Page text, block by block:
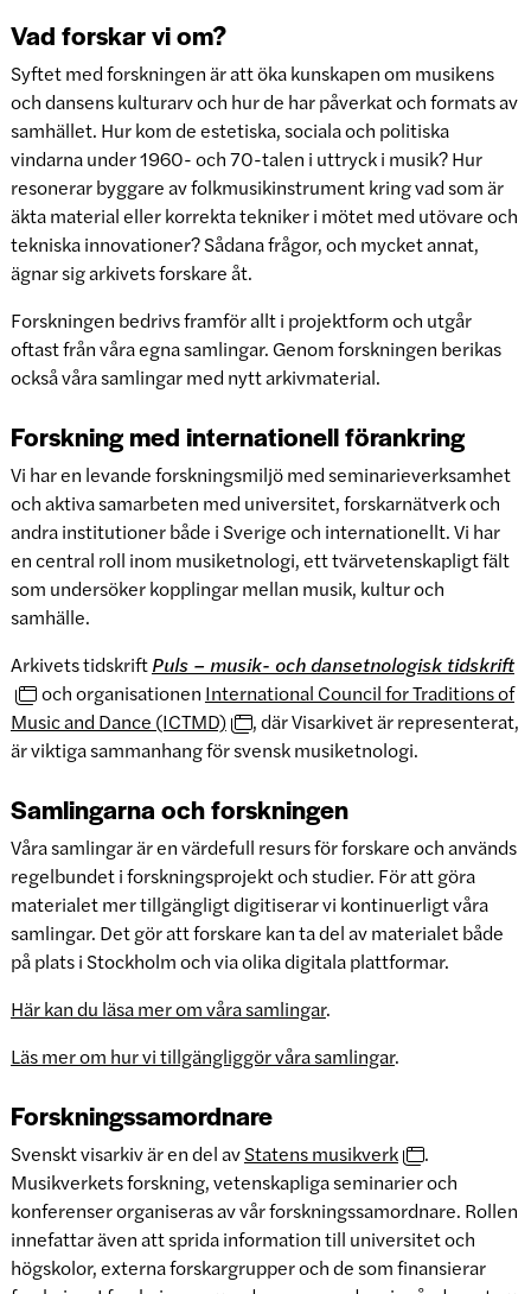
Vad forskar vi om?
Syftet med forskningen är att öka kunskapen om musikens
och dansens kulturarv och hur de har påverkat och formats av
samhället. Hur kom de estetiska, sociala och politiska
vindarna under 1960- och 70-talen i uttryck i musik? Hur
resonerar byggare av folkmusikinstrument kring vad som är
äkta material eller korrekta tekniker i mötet med utövare och
tekniska innovationer? Sådana frågor, och mycket annat,
ägnar sig arkivets forskare åt.
Forskningen bedrivs framför allt i projektform och utgår
oftast från våra egna samlingar. Genom forskningen berikas
också våra samlingar med nytt arkivmaterial.
Forskning med internationell förankring
Vi har en levande forskningsmiljö med seminarieverksamhet
och aktiva samarbeten med universitet, forskarnätverk och
andra institutioner både i Sverige och internationellt. Vi har
en central roll inom musiketnologi, ett tvärvetenskapligt fält
som undersöker kopplingar mellan musik, kultur och
samhälle.
Arkivets tidskriftPuls – musik- och dansetnologisk tidskrift
och organisationen International Council for Traditions of
Music and Dance (ICTMD)
, där Visarkivet är representerat,
är viktiga sammanhang för svensk musiketnologi.
Samlingarna och forskningen
Våra samlingar är en värdefull resurs för forskare och används
regelbundet i forskningsprojekt och studier. För att göra
materialet mer tillgängligt digitiserar vi kontinuerligt våra
samlingar. Det gör att forskare kan ta del av materialet både
på plats i Stockholm och via olika digitala plattformar.
Här kan du läsa mer om våra samlingar.
Läs mer om hur vi tillgängliggör våra samlingar.
Forskningssamordnare
Svenskt visarkiv är en del avStatens musikverk
.
Musikverkets forskning, vetenskapliga seminarier och
konferenser organiseras av vår forskningssamordnare. Rollen
innefattar även att sprida information till universitet och
högskolor, externa forskargrupper och de som finansierar